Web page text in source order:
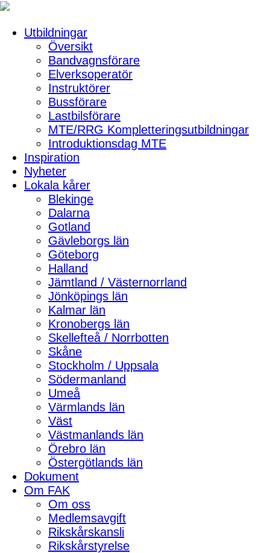
Utbildningar
Översikt
Bandvagnsförare
Elverksoperatör
Instruktörer
Bussförare
Lastbilsförare
MTE/RRG Kompletteringsutbildningar
Introduktionsdag MTE
Inspiration
Nyheter
Lokala kårer
Blekinge
Dalarna
Gotland
Gävleborgs län
Göteborg
Halland
Jämtland / Västernorrland
Jönköpings län
Kalmar län
Kronobergs län
Skellefteå / Norrbotten
Skåne
Stockholm / Uppsala
Södermanland
Umeå
Värmlands län
Väst
Västmanlands län
Örebro län
Östergötlands län
Dokument
Om FAK
Om oss
Medlemsavgift
Rikskårskansli
Rikskårstyrelse